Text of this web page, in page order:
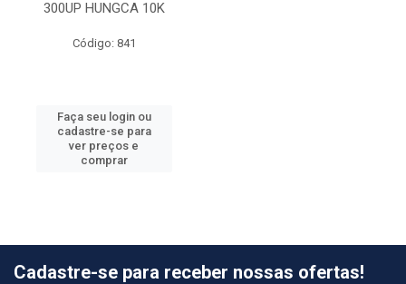
300UP HUNGCA 10K
Código: 841
Faça seu login ou
cadastre-se para
ver preços e
comprar
Cadastre-se para receber nossas ofertas!